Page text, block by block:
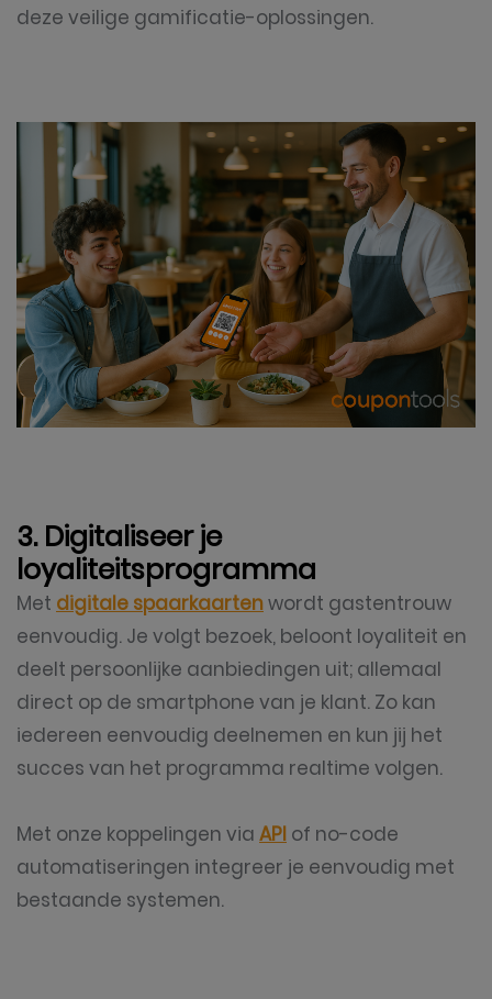
deze veilige gamificatie-oplossingen.
3. Digitaliseer je
loyaliteitsprogramma
Met digitale spaarkaartenwordt gastentrouw
eenvoudig. Je volgt bezoek, beloont loyaliteit en
deelt persoonlijke aanbiedingen uit; allemaal
direct op de smartphone van je klant. Zo kan
iedereen eenvoudig deelnemen en kun jij het
succes van het programma realtime volgen.
Met onze koppelingen via API of no-code
automatiseringen integreer je eenvoudig met
bestaande systemen.